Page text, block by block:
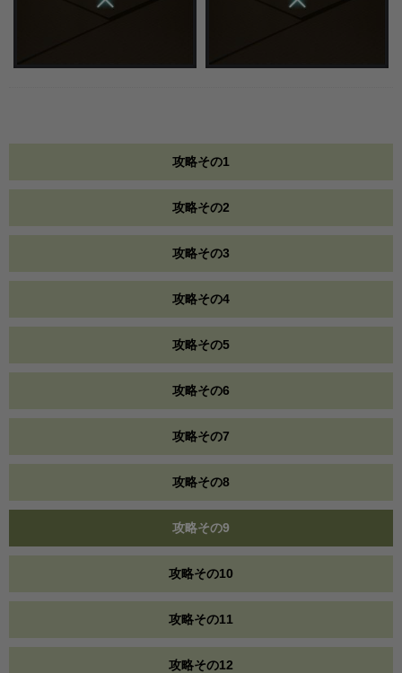
攻略その1
攻略その2
攻略その3
攻略その4
攻略その5
攻略その6
攻略その7
攻略その8
攻略その9
攻略その10
攻略その11
攻略その12